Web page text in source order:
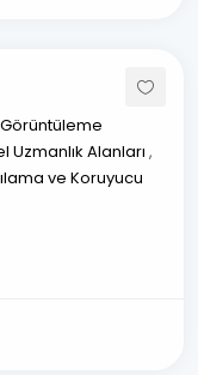
Görüntüleme
Uzmanlık Alanları ,
ve Koruyucu